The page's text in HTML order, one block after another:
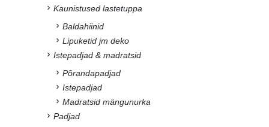
Kaunistused lastetuppa
Baldahiinid
Lipuketid jm deko
Istepadjad & madratsid
Põrandapadjad
Istepadjad
Madratsid mängunurka
Padjad